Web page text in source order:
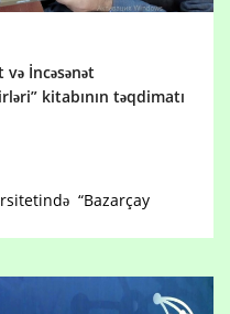
və İncəsənət
​​kitabının təqdimatı
“Bazarçay